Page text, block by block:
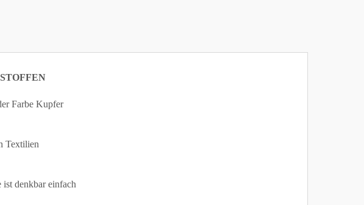
Farbe Kupfer
Textilien
denkbar einfach